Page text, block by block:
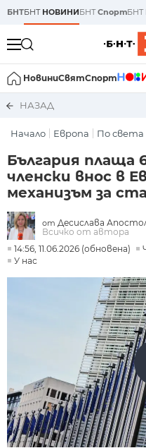
БНТБНТ НОВИНИБНТСпортБНТ
НовиниСвятСпорт
НАЗАД
Начало Европа По света
България плаща
членски внос в
механизъм за
от Десислава
Всичко от автора
14:56, 11.06.2026 (обновена)
У нас